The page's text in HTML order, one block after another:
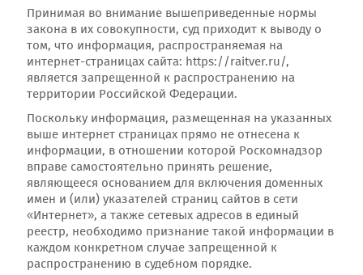
Принимая во внимание вышеприведенные нормы
закона в их совокупности, суд приходит к выводу о
том, что информация, распространяемая на
интернет-страницах сайта: https://raitver.ru/,
является запрещенной к распространению на
территории Российской Федерации.
Поскольку информация, размещенная на указанных
выше интернет страницах прямо не отнесена к
информации, в отношении которой Роскомнадзор
вправе самостоятельно принять решение,
являющееся основанием для включения доменных
имен и (или) указателей страниц сайтов в сети
«Интернет», а также сетевых адресов в единый
реестр, необходимо признание такой информации в
каждом конкретном случае запрещенной к
распространению в судебном порядке.